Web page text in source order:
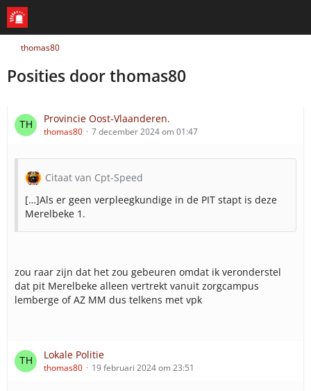
thomas80
Posities door thomas80
Provincie Oost-Vlaanderen.
thomas80 7 december 2024 om 01:47
Citaat van Cpt-Speed
[…]Als er geen verpleegkundige in de PIT stapt is deze
Merelbeke 1.
zou raar zijn dat het zou gebeuren omdat ik veronderstel
dat pit Merelbeke alleen vertrekt vanuit zorgcampus
lemberge of AZ MM dus telkens met vpk
Lokale Politie
thomas80 19 februari 2024 om 23:51